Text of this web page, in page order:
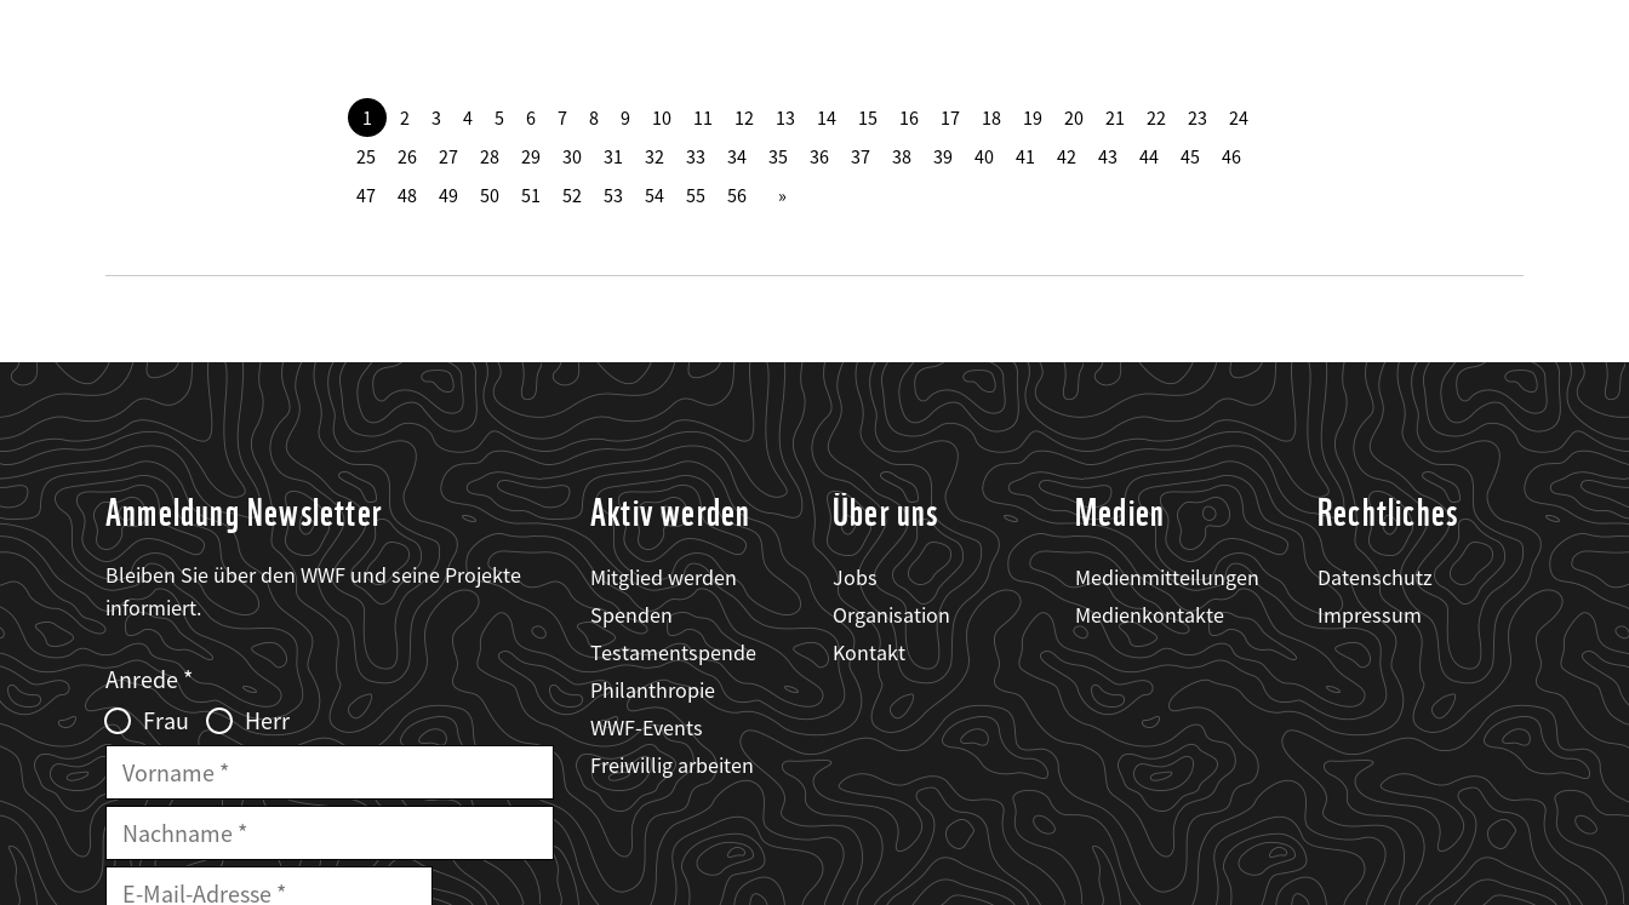
1 2 3 4 5 6 7 8 9 10 11 12 13 14 15 16 17 18 19 20 21 22 23
24
25
26 27 28 29 30 31 32 33 34 35 36 37 38 39 40 41 42 43 44 45
46
47
48 49 50 51 52 53 54 55 56
Anmeldung Newsletter
Bleiben Sie über den WWF und seine Projekte
informiert.
Web2Case
Infofelder
Fieldset
anrede_name
Anrede
Frau
Herr
Vorname
Nachname
E-
Mailadresse
Aktiv werden
Mitglied werden
Spenden
Testamentspende
Philanthropie
WWF-Events
Freiwillig arbeiten
Über uns
Jobs
Organisation
Kontakt
Medien
Medienmitteilungen
Medienkontakte
Rechtliches
Datenschutz
Impressum